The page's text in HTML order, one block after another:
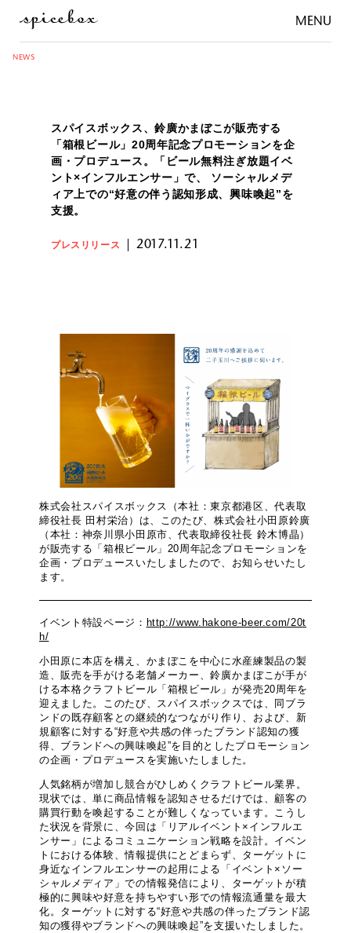
MENU
NEWS
スパイスボックス、鈴廣かまぼこが販売する
「箱根ビール」20周年記念プロモーションを企
画・プロデュース。「ビール無料注ぎ放題イベ
ント×インフルエンサー」で、 ソーシャルメデ
ィア上での“好意の伴う認知形成、興味喚起”を
支援。
プレスリリース 2017.11.21
株式会社スパイスボックス（本社：東京都港区、代表取
締役社長 田村栄治）は、このたび、株式会社小田原鈴廣
（本社：神奈川県小田原市、代表取締役社長 鈴木博晶）
が販売する「箱根ビール」20周年記念プロモーションを
企画・プロデュースいたしましたので、お知らせいたし
ます。
イベント特設ページ： http://www.hakone-beer.com/20t
h/
小田原に本店を構え、かまぼこを中心に水産練製品の製
造、販売を手がける老舗メーカー、鈴廣かまぼこが手が
ける本格クラフトビール「箱根ビール」が発売20周年を
迎えました。このたび、スパイスボックスでは、同ブラ
ンドの既存顧客との継続的なつながり作り、および、新
規顧客に対する“好意や共感の伴ったブランド認知の獲
得、ブランドへの興味喚起”を目的としたプロモーション
の企画・プロデュースを実施いたしました。
人気銘柄が増加し競合がひしめくクラフトビール業界。
現状では、単に商品情報を認知させるだけでは、顧客の
購買行動を喚起することが難しくなっています。こうし
た状況を背景に、今回は「リアルイベント×インフルエ
ンサー」によるコミュニケーション戦略を設計。イベン
トにおける体験、情報提供にとどまらず、ターゲットに
身近なインフルエンサーの起用による「イベント×ソー
シャルメディア」での情報発信により、ターゲットが積
極的に興味や好意を持ちやすい形での情報流通量を最大
化。ターゲットに対する“好意や共感の伴ったブランド認
知の獲得やブランドへの興味喚起”を支援いたしました。